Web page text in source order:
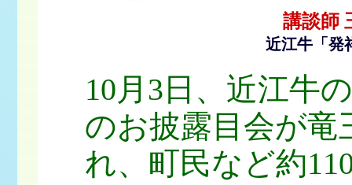
講談師
近江牛「発
10月3日、近江牛
のお披露目会が
れ、町民など約